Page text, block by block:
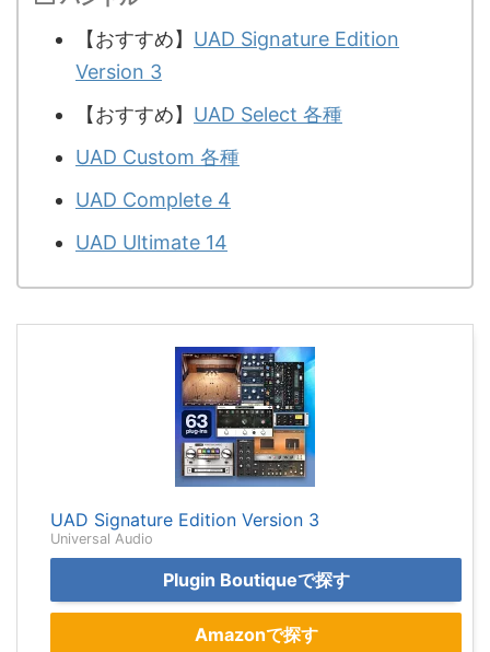
【おすすめ】 UAD Signature Edition
Version 3
【おすすめ】 UAD Select 各種
UAD Custom 各種
UAD Complete 4
UAD Ultimate 14
UAD Signature Edition Version 3
Universal Audio
Plugin Boutiqueで探す
Amazonで探す